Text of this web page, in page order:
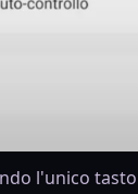
l'unico